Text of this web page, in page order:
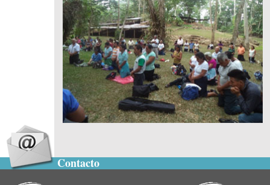
Contacto